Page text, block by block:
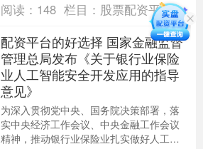
阅读： 148 栏目： 股票配资平台
配资平台的好选择 国家金融监督
管理总局发布《关于银行业保险
业人工智能安全开发应用的指导
意见》
为深入贯彻党中央、国务院决策部署，落
实中央经济工作会议、中央金融工作会议
精神，推动银行业保险业扎实做好人工智